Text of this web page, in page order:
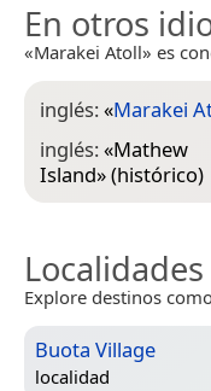
En otros
«Marakei Atoll» es
inglés:«Marakei
inglés:«Mathew
Island» (histórico)
Explore destinos
Buota Village
localidad